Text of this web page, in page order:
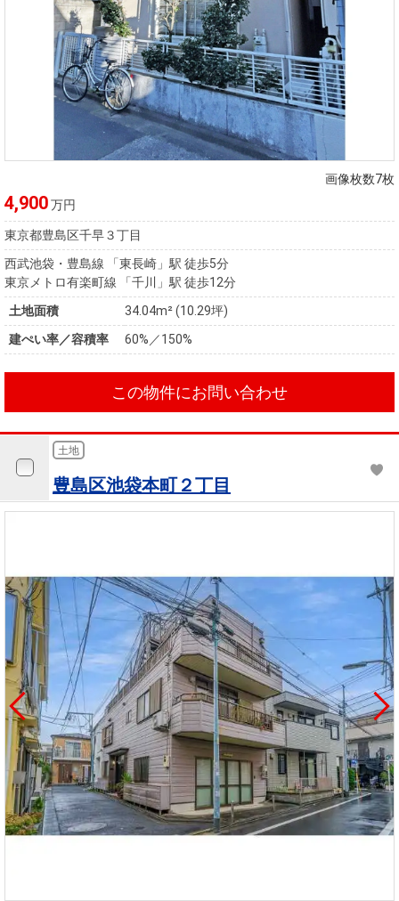
購入向け
サービス
住宅ロー
ンシミュ
レーショ
ン
住まい1プ
ラス（お
役立ちコ
ラム）
税金の本
（電子ブ
ック）
購入ガイ
ラム）
住まいと
暮らしの
税金の本
（電子ブ
売却ガイ
ド
画像枚数7枚
4,900万円
東京都豊島区千早３丁目
西武池袋・豊島線 「東長崎」駅 徒歩5分
東京メトロ有楽町線 「千川」駅 徒歩12分
土地面積
34.04m² (10.29坪)
建ぺい率／容積率
60%／150%
この物件にお問い合わせ
土地
豊島区池袋本町２丁目